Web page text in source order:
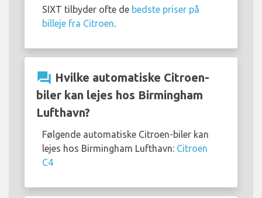
SIXT tilbyder ofte de bedste priser på
billeje fra Citroen
question_answer Hvilke automatiske Citroen-
biler kan lejes hos Birmingham
Lufthavn?
Følgende automatiske Citroen-biler kan
lejes hos Birmingham Lufthavn: Citroen
C4